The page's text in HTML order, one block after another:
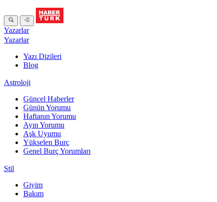
Yazarlar
Yazarlar
Yazı Dizileri
Blog
Astroloji
Güncel Haberler
Günün Yorumu
Haftanın Yorumu
Ayın Yorumu
Aşk Uyumu
Yükselen Burç
Genel Burç Yorumları
Stil
Giyim
Bakım